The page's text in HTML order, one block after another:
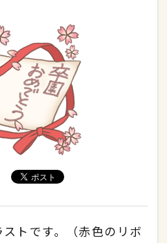
トです。（赤色のリボ